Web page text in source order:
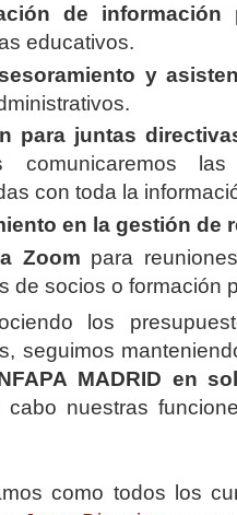
de información
educativos.
y
para juntas
comunicaremos las
con toda la
en la gestión de
Zoom para
de socios o formación
los
seguimos
MADRID en
cabo nuestras
como todos los